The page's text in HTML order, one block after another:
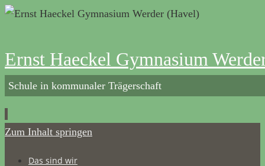
Ernst Haeckel Gymnasium
Schule in kommunaler Trägerschaft
Zum Inhalt springen
Das sind wir